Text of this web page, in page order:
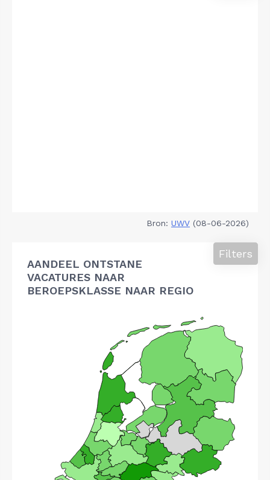
Bron: UWV (08-06-2026)
AANDEEL ONTSTANE
VACATURES NAAR
BEROEPSKLASSE NAAR REGIO
Filters